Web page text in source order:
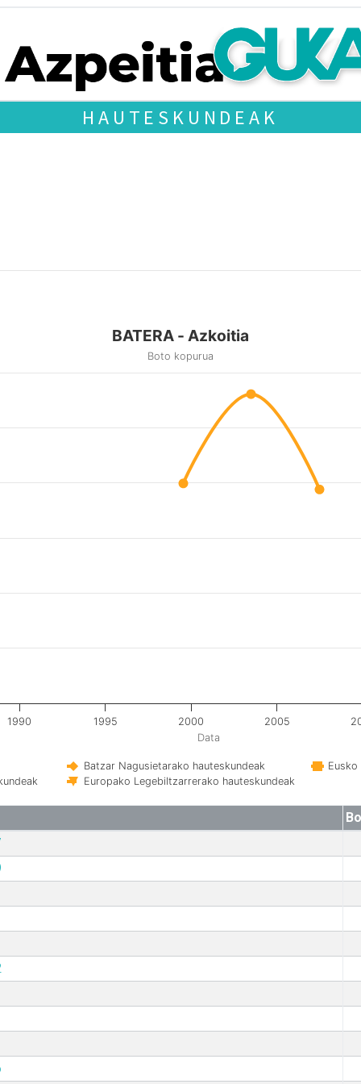
HAUTESKUNDEAK
Data
BATERA - Azkoitia
Boto kopurua
Batzar Nagusietarako hauteskundeak
Europako Legebiltzarrerako hauteskundeak
1990 1995 2000 2005